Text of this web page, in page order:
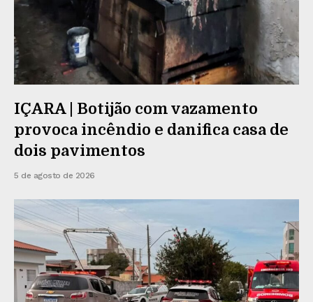
IÇARA | Botijão com vazamento
provoca incêndio e danifica casa de
dois pavimentos
5 de agosto de 2026